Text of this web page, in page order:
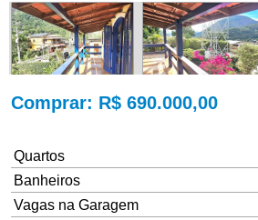
Comprar: R$ 690.000,00
Quartos
Banheiros
Vagas na Garagem